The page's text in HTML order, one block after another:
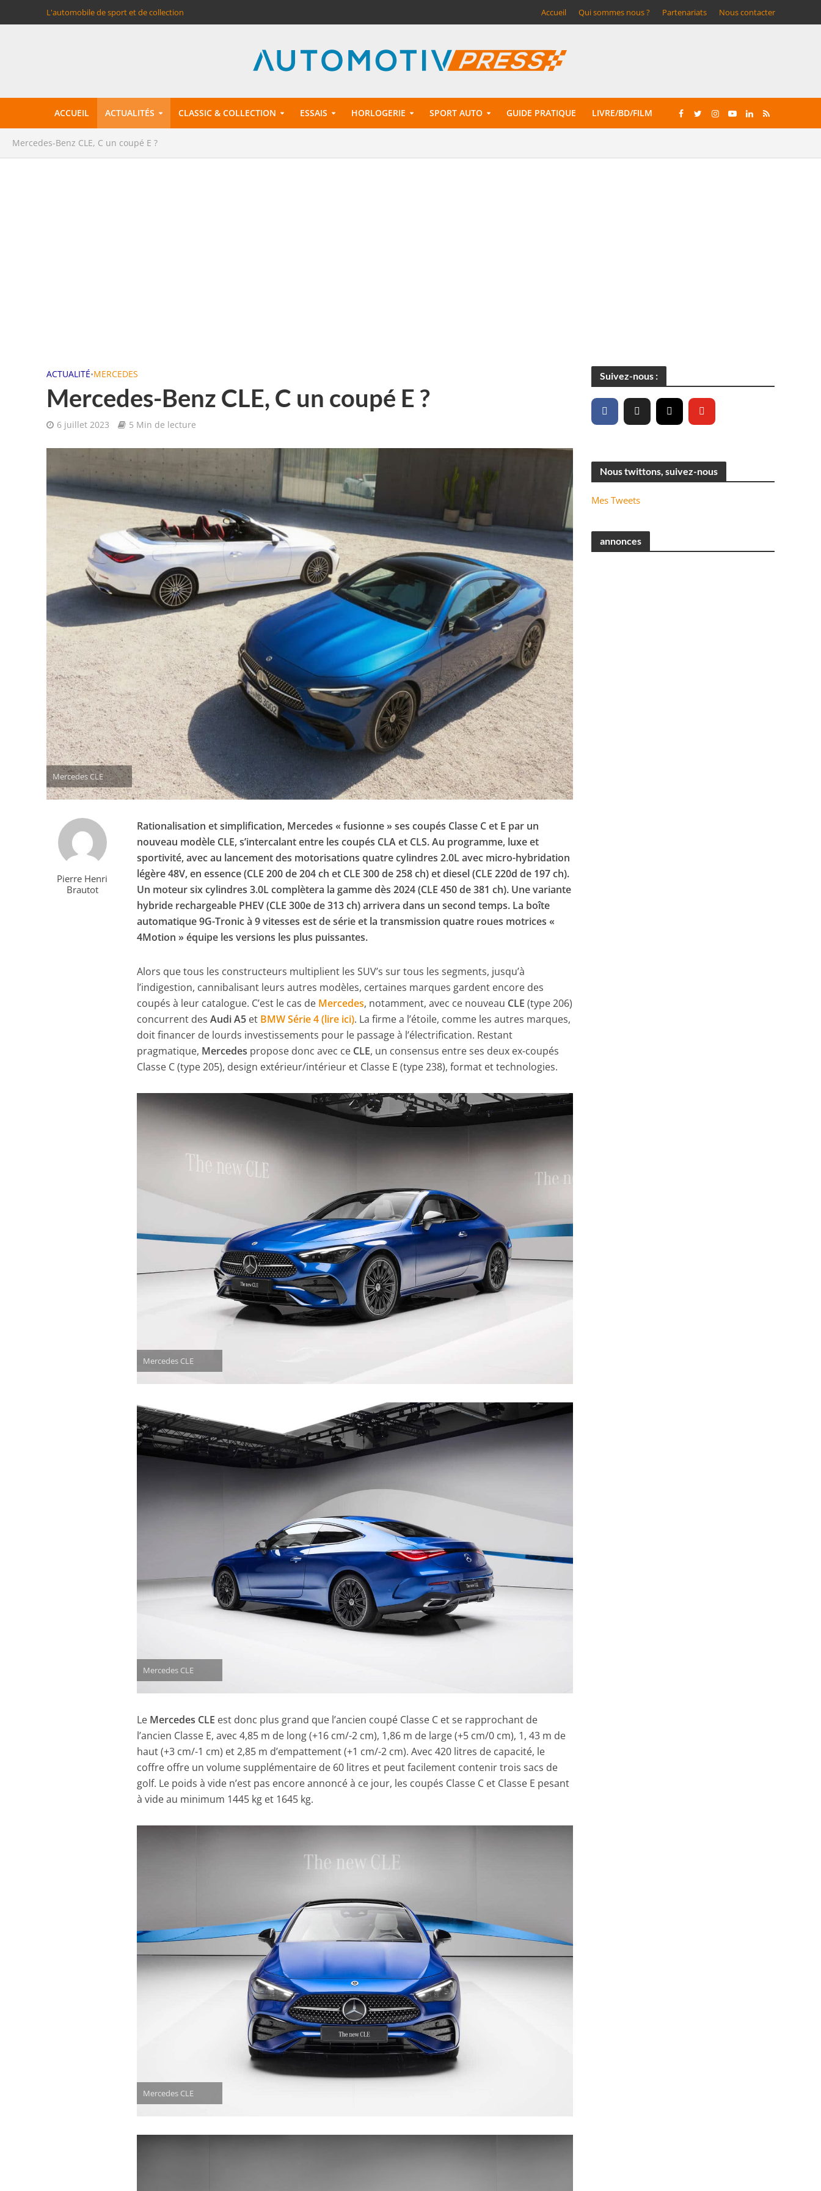
L'automobile de sport et de collection Accueil Qui sommes nous ? Partenariats Nous contacter
ACCUEIL ACTUALITÉS CLASSIC & COLLECTION ESSAIS HORLOGERIE SPORT AUTO GUIDE PRATIQUE LIVRE/BD/FILM
Mercedes-Benz CLE, C un coupé E ?
ACTUALITÉ•MERCEDES
Mercedes-Benz CLE, C un coupé E ?
6 juillet 2023 5 Min de lecture
Mercedes CLE
Pierre Henri
Brautot
Rationalisation et simplification, Mercedes « fusionne » ses coupés Classe C et E par un
nouveau modèle CLE, s’intercalant entre les coupés CLA et CLS. Au programme, luxe et
sportivité, avec au lancement des motorisations quatre cylindres 2.0L avec micro-hybridation
légère 48V, en essence (CLE 200 de 204 ch et CLE 300 de 258 ch) et diesel (CLE 220d de 197 ch).
Un moteur six cylindres 3.0L complètera la gamme dès 2024 (CLE 450 de 381 ch). Une variante
hybride rechargeable PHEV (CLE 300e de 313 ch) arrivera dans un second temps. La boîte
automatique 9G-Tronic à 9 vitesses est de série et la transmission quatre roues motrices «
4Motion » équipe les versions les plus puissantes.
Alors que tous les constructeurs multiplient les SUV’s sur tous les segments, jusqu’à
l’indigestion, cannibalisant leurs autres modèles, certaines marques gardent encore des
coupés à leur catalogue. C’est le cas de Mercedes, notamment, avec ce nouveau CLE (type 206)
concurrent desAudi A5 et BMW Série 4 (lire ici). La firme a l’étoile, comme les autres marques,
doit financer de lourds investissements pour le passage à l’électrification. Restant
pragmatique, Mercedes propose donc avec ce CLE, un consensus entre ses deux ex-coupés
Classe C (type 205), design extérieur/intérieur et Classe E (type 238), format et technologies.
Mercedes CLE
Mercedes CLE
Le Mercedes CLE est donc plus grand que l’ancien coupé Classe C et se rapprochant de
l’ancien Classe E, avec 4,85 m de long (+16 cm/-2 cm), 1,86 m de large (+5 cm/0 cm), 1, 43 m de
haut (+3 cm/-1 cm) et 2,85 m d’empattement (+1 cm/-2 cm). Avec 420 litres de capacité, le
coffre offre un volume supplémentaire de 60 litres et peut facilement contenir trois sacs de
golf. Le poids à vide n’est pas encore annoncé à ce jour, les coupés Classe C et Classe E pesant
à vide au minimum 1445 kg et 1645 kg.
Mercedes CLE
Suivez-nous :
Nous twittons, suivez-nous
Mes Tweets
annonces